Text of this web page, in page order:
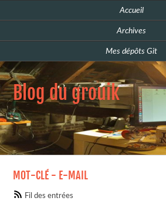
Accueil
Archives
Mes dépôts Git
Blog du grouik
MOT-CLÉ - E-MAIL
Fil des entrées